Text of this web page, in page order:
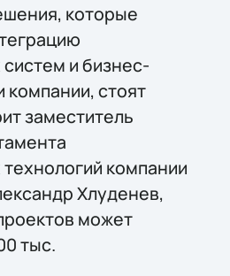
которые
и бизнес-
компании, стоят
заместитель
компании
Хлуденев,
может
тыс.